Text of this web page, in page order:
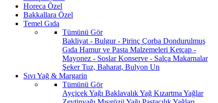
Horeca Özel
Bakkallara Özel
Temel Gıda
Tümünü Gör
Bakliyat - Bulgur - Pirinç Çorba Dondurulmuş
Gıda Hamur ve Pasta Malzemeleri Ketçap -
Mayonez - SoslarKonserve - Salça Makarnalar
ŞekerTuz, Baharat, Bulyon Un
Sıvı Yağ & Margarin
Tümünü Gör
Ayçiçek Yağı Baklavalık Yağ Kızartma Yağlar